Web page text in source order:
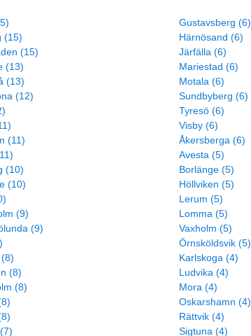
(15)
(15)
(13)
(13)
(12)
(11)
(10)
(10)
(9)
(9)
(8)
(8)
Gustavsberg (6)
Härnösand (6)
Järfälla (6)
Mariestad (6)
Motala (6)
Sundbyberg (6)
Tyresö (6)
Visby (6)
Åkersberga (6)
Avesta (5)
Borlänge (5)
Höllviken (5)
Lerum (5)
Lomma (5)
Vaxholm (5)
Örnsköldsvik (5)
Karlskoga (4)
Ludvika (4)
Mora (4)
Oskarshamn (4)
Rättvik (4)
Sigtuna (4)